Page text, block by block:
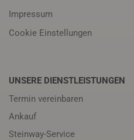
Impressum
Cookie Einstellungen
UNSERE DIENSTLEISTUNGEN
Termin vereinbaren
Ankauf
Steinway-Service